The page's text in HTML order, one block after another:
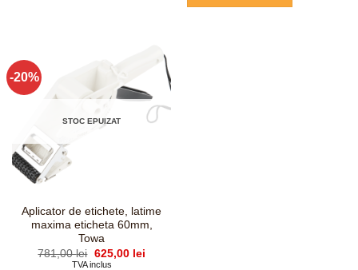
-20%
STOC EPUIZAT
Aplicator de etichete, latime
maxima eticheta 60mm,
Towa
781,00lei Prețul
inițial
625,00 leiPrețul
TVA inclus